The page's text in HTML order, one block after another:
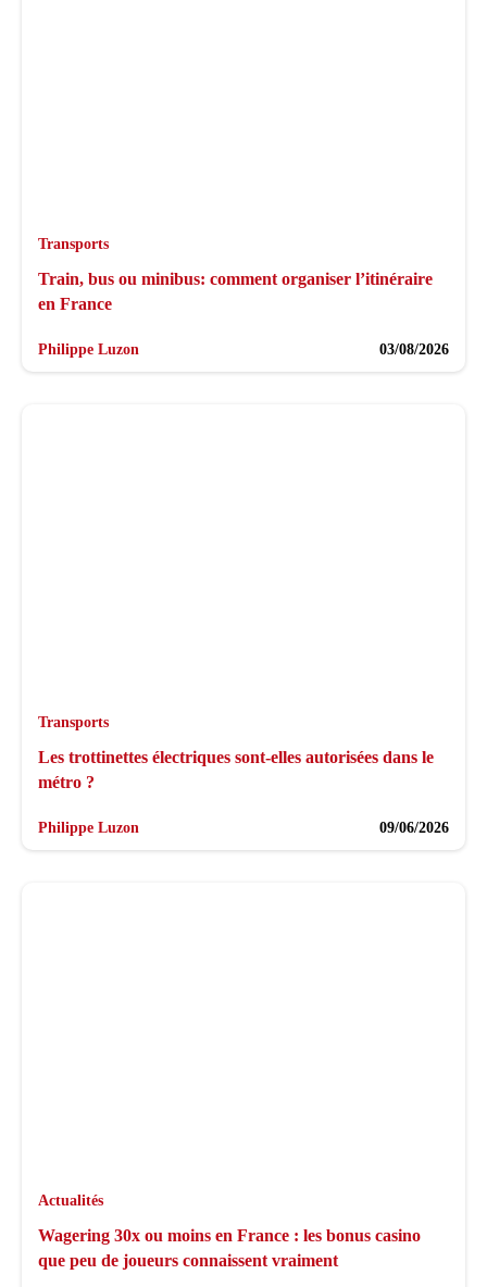
Transports
Train, bus ou minibus: comment organiser l’itinéraire
en France
Philippe Luzon 03/08/2026
Transports
Les trottinettes électriques sont-elles autorisées dans le
métro ?
Philippe Luzon 09/06/2026
Actualités
Wagering 30x ou moins en France : les bonus casino
que peu de joueurs connaissent vraiment